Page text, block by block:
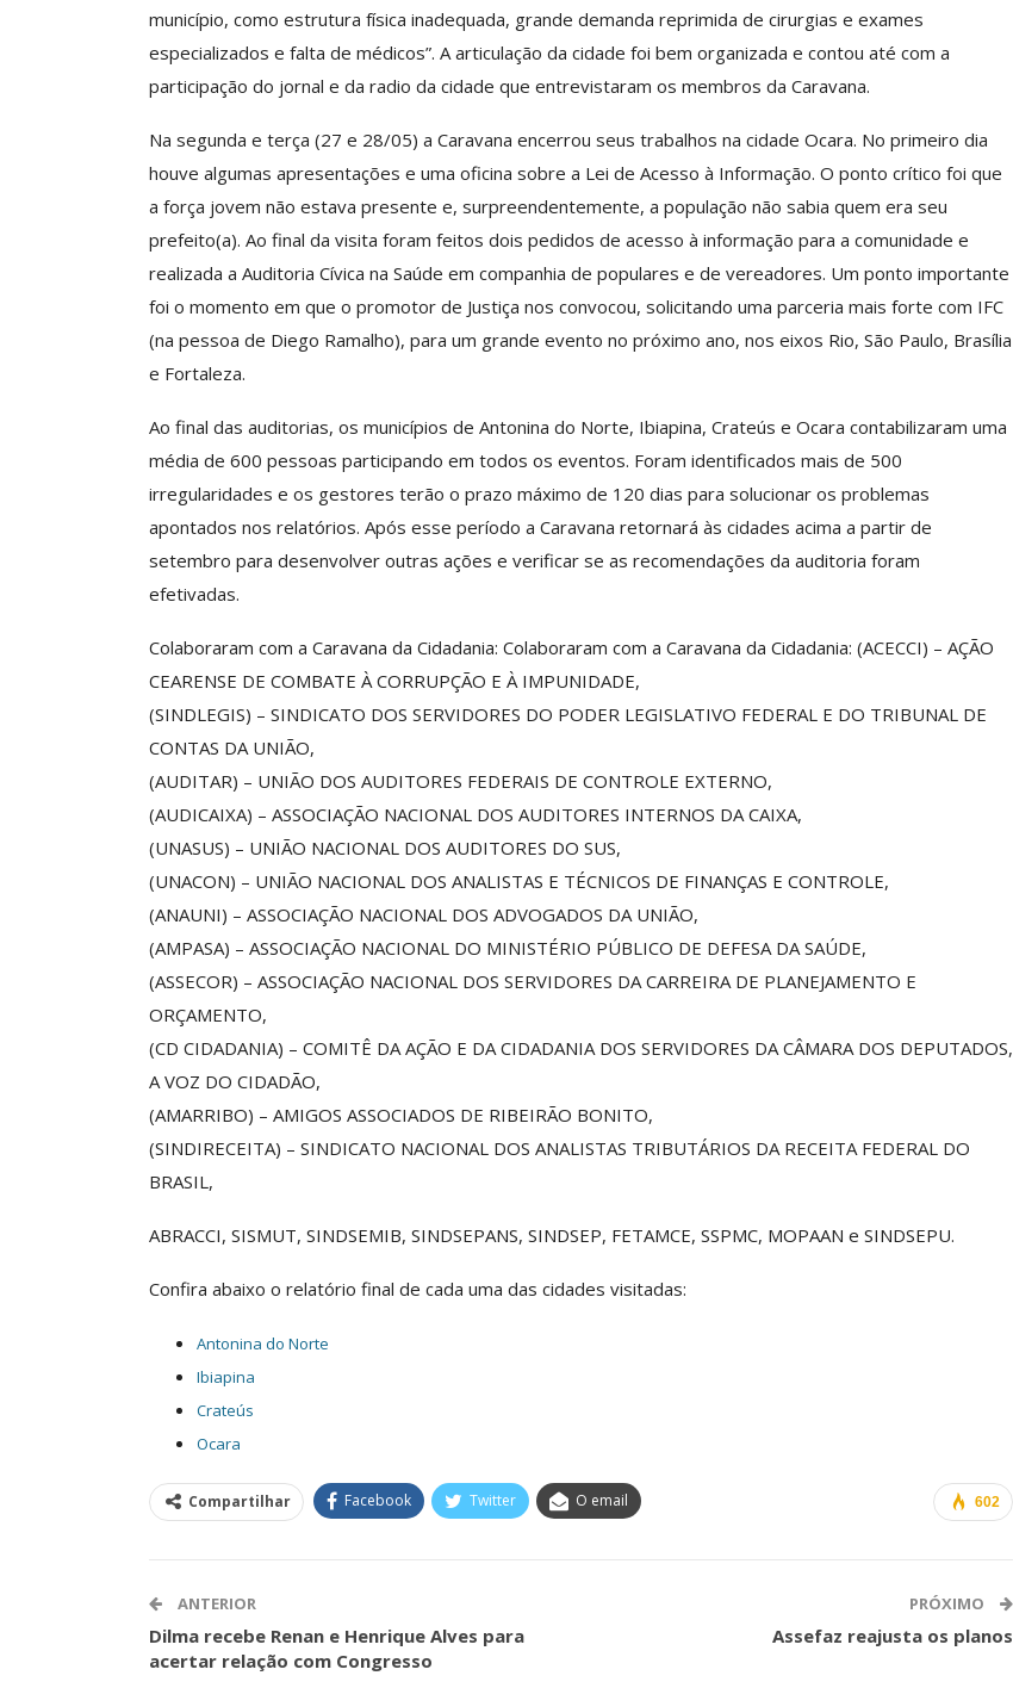
município, como estrutura física inadequada, grande demanda reprimida de cirurgias e exames
especializados e falta de médicos”. A articulação da cidade foi bem organizada e contou até com a
participação do jornal e da radio da cidade que entrevistaram os membros da Caravana.
Na segunda e terça (27 e 28/05) a Caravana encerrou seus trabalhos na cidade Ocara. No primeiro dia
houve algumas apresentações e uma oficina sobre a Lei de Acesso à Informação. O ponto crítico foi que
a força jovem não estava presente e, surpreendentemente, a população não sabia quem era seu
prefeito(a). Ao final da visita foram feitos dois pedidos de acesso à informação para a comunidade e
realizada a Auditoria Cívica na Saúde em companhia de populares e de vereadores. Um ponto importante
foi o momento em que o promotor de Justiça nos convocou, solicitando uma parceria mais forte com IFC
(na pessoa de Diego Ramalho), para um grande evento no próximo ano, nos eixos Rio, São Paulo, Brasília
e Fortaleza.
Ao final das auditorias, os municípios de Antonina do Norte, Ibiapina, Crateús e Ocara contabilizaram uma
média de 600 pessoas participando em todos os eventos. Foram identificados mais de 500
irregularidades e os gestores terão o prazo máximo de 120 dias para solucionar os problemas
apontados nos relatórios. Após esse período a Caravana retornará às cidades acima a partir de
setembro para desenvolver outras ações e verificar se as recomendações da auditoria foram
efetivadas.
Colaboraram com a Caravana da Cidadania: Colaboraram com a Caravana da Cidadania: (ACECCI) – AÇÃO
CEARENSE DE COMBATE À CORRUPÇÃO E À IMPUNIDADE,
(SINDLEGIS) – SINDICATO DOS SERVIDORES DO PODER LEGISLATIVO FEDERAL E DO TRIBUNAL DE
CONTAS DA UNIÃO,
(AUDITAR) – UNIÃO DOS AUDITORES FEDERAIS DE CONTROLE EXTERNO,
(AUDICAIXA) – ASSOCIAÇÃO NACIONAL DOS AUDITORES INTERNOS DA CAIXA,
(UNASUS) – UNIÃO NACIONAL DOS AUDITORES DO SUS,
(UNACON) – UNIÃO NACIONAL DOS ANALISTAS E TÉCNICOS DE FINANÇAS E CONTROLE,
(ANAUNI) – ASSOCIAÇÃO NACIONAL DOS ADVOGADOS DA UNIÃO,
(AMPASA) – ASSOCIAÇÃO NACIONAL DO MINISTÉRIO PÚBLICO DE DEFESA DA SAÚDE,
(ASSECOR) – ASSOCIAÇÃO NACIONAL DOS SERVIDORES DA CARREIRA DE PLANEJAMENTO E
ORÇAMENTO,
(CD CIDADANIA) – COMITÊ DA AÇÃO E DA CIDADANIA DOS SERVIDORES DA CÂMARA DOS DEPUTADOS,
A VOZ DO CIDADÃO,
(AMARRIBO) – AMIGOS ASSOCIADOS DE RIBEIRÃO BONITO,
(SINDIRECEITA) – SINDICATO NACIONAL DOS ANALISTAS TRIBUTÁRIOS DA RECEITA FEDERAL DO
BRASIL,
ABRACCI, SISMUT, SINDSEMIB, SINDSEPANS, SINDSEP, FETAMCE, SSPMC, MOPAAN e SINDSEPU.
Confira abaixo o relatório final de cada uma das cidades visitadas:
Antonina do Norte
Ibiapina
Crateús
Ocara
602
Compartilhar Facebook Twitter O email
ANTERIOR
Dilma recebe Renan e Henrique Alves para
acertar relação com Congresso
PRÓXIMO
Assefaz reajusta os planos